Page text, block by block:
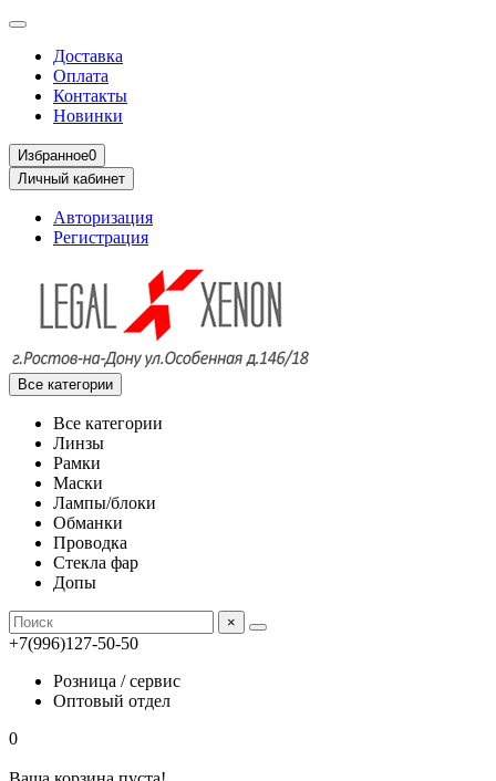
Доставка
Оплата
Контакты
Новинки
Избранное0
Личный кабинет
Авторизация
Регистрация
Все категории
Все категории
Линзы
Рамки
Маски
Лампы/блоки
Обманки
Проводка
Стекла фар
Допы
×
+7(996)127-50-50
Розница / сервис
Оптовый отдел
0